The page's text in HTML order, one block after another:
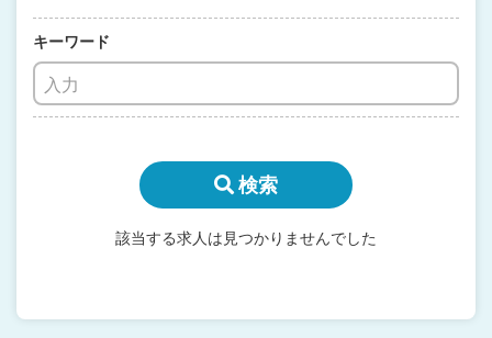
キーワード
検索
該当する求人は見つかりませんでした